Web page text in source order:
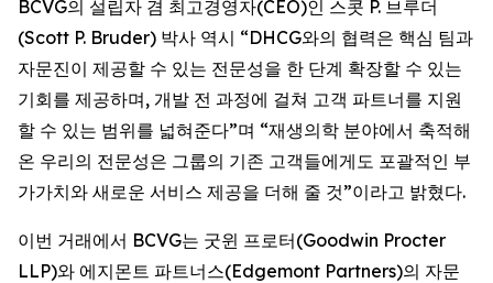
BCVG의 설립자 겸 최고경영자(CEO)인 스콧 P. 브루더
(Scott P. Bruder) 박사 역시 “DHCG와의 협력은 핵심 팀과
자문진이 제공할 수 있는 전문성을 한 단계 확장할 수 있는
기회를 제공하며, 개발 전 과정에 걸쳐 고객 파트너를 지원
할 수 있는 범위를 넓혀준다”며 “재생의학 분야에서 축적해
온 우리의 전문성은 그룹의 기존 고객들에게도 포괄적인 부
가가치와 새로운 서비스 제공을 더해 줄 것”이라고 밝혔다.
이번 거래에서 BCVG는 굿윈 프로터(Goodwin Procter
LLP)와 에지몬트 파트너스(Edgemont Partners)의 자문